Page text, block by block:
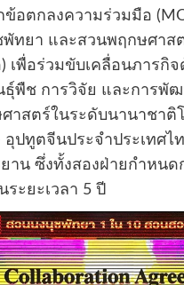
อตกลงความร่วมมือ
พัทยา และสวนพฤกษศาส
) เพื่อร่วมขับเคลื่อนภารกิ
พืช การวิจัย และการพั
าสตร์ในระดับนานาชา
อุปทูตจีนประจำประเทศไ
าน ซึ่งทั้งสองฝ่ายกำหนด
ระยะเวลา 5 ปี